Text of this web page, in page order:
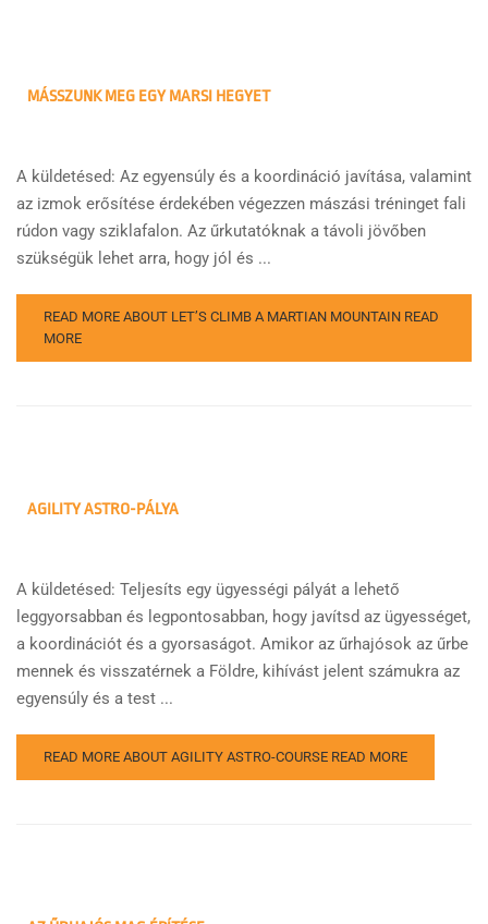
MÁSSZUNK MEG EGY MARSI HEGYET
A küldetésed: Az egyensúly és a koordináció javítása, valamint
az izmok erősítése érdekében végezzen mászási tréninget fali
rúdon vagy sziklafalon. Az űrkutatóknak a távoli jövőben
szükségük lehet arra, hogy jól és ...
READ MORE ABOUT LET’S CLIMB A MARTIAN MOUNTAIN READ
MORE
AGILITY ASTRO-PÁLYA
A küldetésed: Teljesíts egy ügyességi pályát a lehető
leggyorsabban és legpontosabban, hogy javítsd az ügyességet,
a koordinációt és a gyorsaságot. Amikor az űrhajósok az űrbe
mennek és visszatérnek a Földre, kihívást jelent számukra az
egyensúly és a test ...
READ MORE ABOUT AGILITY ASTRO-COURSE READ MORE